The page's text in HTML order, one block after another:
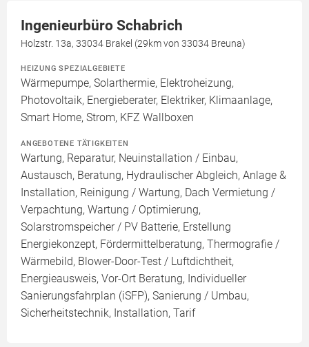
Ingenieurbüro Schabrich
Holzstr. 13a, 33034 Brakel (29km von 33034 Breuna)
HEIZUNG SPEZIALGEBIETE
Wärmepumpe, Solarthermie, Elektroheizung,
Photovoltaik, Energieberater, Elektriker, Klimaanlage,
Smart Home, Strom, KFZ Wallboxen
ANGEBOTENE TÄTIGKEITEN
Wartung, Reparatur, Neuinstallation / Einbau,
Austausch, Beratung, Hydraulischer Abgleich, Anlage &
Installation, Reinigung / Wartung, Dach Vermietung /
Verpachtung, Wartung / Optimierung,
Solarstromspeicher / PV Batterie, Erstellung
Energiekonzept, Fördermittelberatung, Thermografie /
Wärmebild, Blower-Door-Test / Luftdichtheit,
Energieausweis, Vor-Ort Beratung, Individueller
Sanierungsfahrplan (iSFP), Sanierung / Umbau,
Sicherheitstechnik, Installation, Tarif